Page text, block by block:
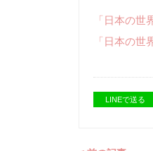
「日本の
「日本の
LINEで送る